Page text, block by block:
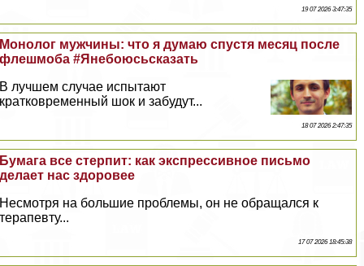
19 07 2026 3:47:35
Монолог мужчины: что я думаю спустя месяц после
флешмоба #Янебоюсьсказать
В лучшем случае испытают
кратковременный шок и забудут...
18 07 2026 2:47:35
Бумага все стерпит: как экспрессивное письмо
делает нас здоровее
Несмотря на большие проблемы, он не обращался к
терапевту...
17 07 2026 18:45:38